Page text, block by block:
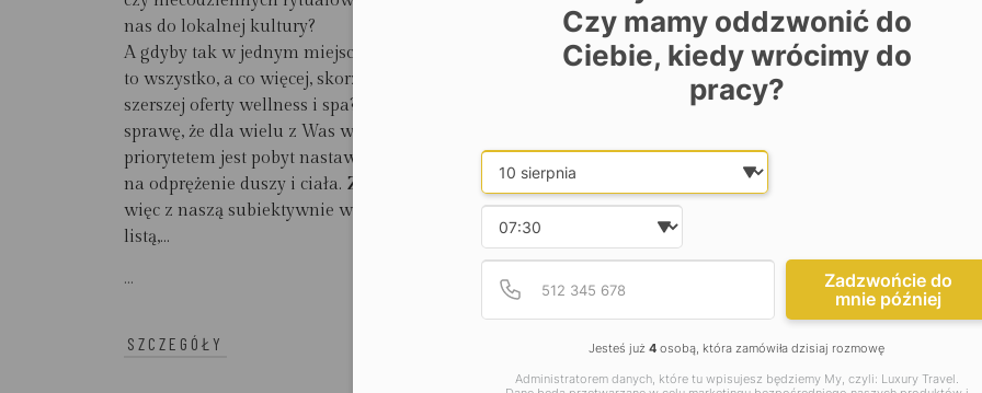
nas do lokalnej kultury?
A gdyby tak w jednym miejscu znaleźć
to wszystko, a co więcej, skorzystać z jeszcze
szerszej oferty wellness i spa? Zdajemy sobie
sprawę, że dla wielu z Was wakacyjnym
priorytetem jest pobyt nastawiony
na odprężenie duszy i ciała. Zapoznajcie się
więc z naszą subiektywnie wyselekcjonowaną
listą,...
...
SZCZEGÓŁY
Czy mamy oddzwonić do
Ciebie, kiedy wrócimy do
pracy?
Date and time slection for
Wybierz datę
Numer telefonu
Podaj poprawny numer
Zadzwońcie do
mnie później
Jesteś już 4 osobą, która zamówiła dzisiaj rozmowę
Administratorem danych, które tu wpisujesz będziemy My, czyli: Luxury Travel.